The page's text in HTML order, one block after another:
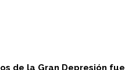
de la Gran Depresión fue